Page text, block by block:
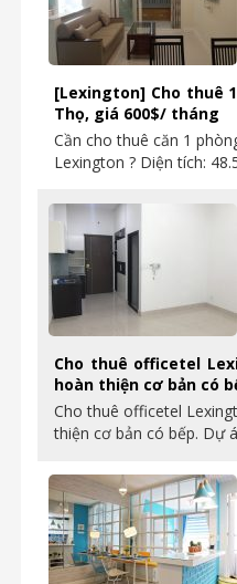
[Lexington] Cho thuê
Thọ, giá 600$/ tháng
Cần cho thuê căn 1
Lexington ? Diện tích:
Cho thuê officetel
hoàn thiện cơ bản có
Cho thuê officetel
thiện cơ bản có bếp. Dự